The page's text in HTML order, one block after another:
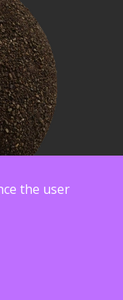
the user